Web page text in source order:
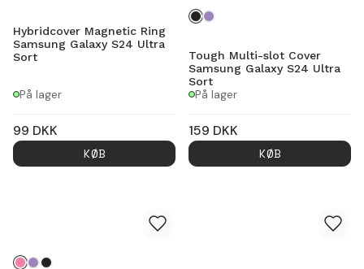
Hybridcover Magnetic Ring
Samsung Galaxy S24 Ultra
Sort
På lager
99 DKK
KØB
Tough Multi-slot Cover
Samsung Galaxy S24 Ultra
Sort
På lager
159 DKK
KØB